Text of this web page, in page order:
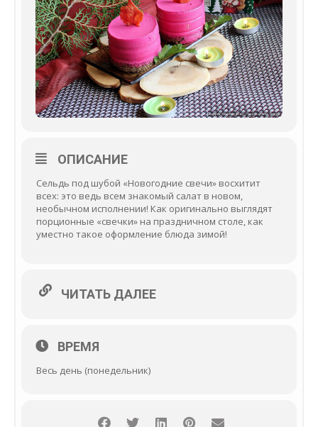
ОПИСАНИЕ
Сельдь под шубой «Новогодние свечи» восхитит
всех: это ведь всем знакомый салат в новом,
необычном исполнении! Как оригинально выглядят
порционные «свечки» на праздничном столе, как
уместно такое оформление блюда зимой!
ЧИТАТЬ ДАЛЕЕ
ВРЕМЯ
Весь день (понедельник)